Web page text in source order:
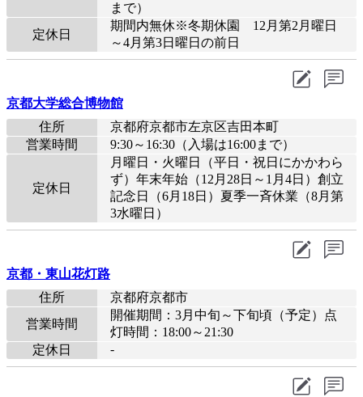
まで）
定休日
期間内無休※冬期休園 12月第2月曜日
～4月第3日曜日の前日
京都大学総合博物館
住所
京都府京都市左京区吉田本町
営業時間
9:30～16:30（入場は16:00まで）
定休日
月曜日・火曜日（平日・祝日にかかわら
ず）年末年始（12月28日～1月4日）創立
記念日（6月18日）夏季一斉休業（8月第
3水曜日）
京都・東山花灯路
住所
京都府京都市
営業時間
開催期間：3月中旬～下旬頃（予定）点
灯時間：18:00～21:30
定休日
-